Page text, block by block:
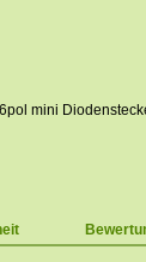
mini